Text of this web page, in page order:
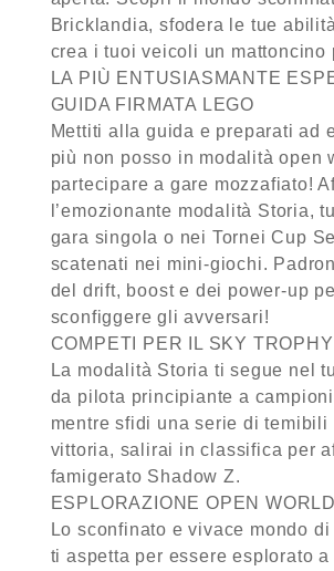
Bricklandia, sfodera le tue
crea i tuoi veicoli un mattoncino
LA PIÙ ENTUSIASMANTE
GUIDA FIRMATA LEGO
Mettiti alla guida e preparati ad
più non posso in modalità open
partecipare a gare mozzafiato!
l’emozionante modalità Storia,
gara singola o nei Tornei Cup
scatenati nei mini-giochi.
del drift, boost e dei power-up
sconfiggere gli avversari!
COMPETI PER IL SKY TROPHY
La modalità Storia ti segue nel
da pilota principiante a
mentre sfidi una serie di temibili
vittoria, salirai in classifica per
famigerato Shadow Z.
ESPLORAZIONE OPEN WORLD
Lo sconfinato e vivace mondo
ti aspetta per essere esplorato a